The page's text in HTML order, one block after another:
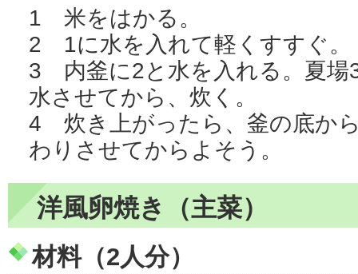
1 米をはかる。
2 1に水を入れて軽くすすぐ。
3 内釜に2と水を入れる。夏場
水させてから、炊く。
4 炊き上がったら、釜の底か
わりさせてからよそう。
洋風卵焼き（主菜）
材料（2人分）